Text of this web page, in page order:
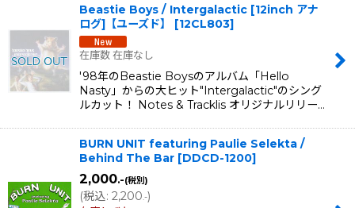
Beastie Boys / Intergalactic [12inch アナ
ログ]【ユーズド】
[12CL803]
在庫数 在庫なし
'98年のBeastie Boysのアルバム「Hello
Nasty」からの大ヒット"Intergalactic"のシング
ルカット！ Notes & Tracklis オリジナルリリー…
BURN UNIT featuring Paulie Selekta /
Behind The Bar [DDCD-1200]
2,000.-(税別)
(税込: 2,200.-)